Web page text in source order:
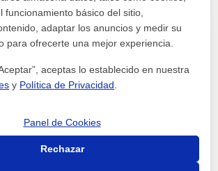
moda, Diseño de interiores, Selectividad,
Graduado en ESO (para adultos),
Bachillerato, Todos los cursos,
Formativos, Oposiciones
Derecho, Ciencias políticas,
Sociología, Técnicas de estudio,
| Calle Sófocles 8, local 2
Estadística, Topografía, Electrotecnia,
funcionamiento básico del sitio,
adaptar los anuncios y medir su
para ofrecerte una mejor experiencia.
aceptas lo establecido en nuestra
y Política de Privacidad
Panel de Cookies
Rechazar